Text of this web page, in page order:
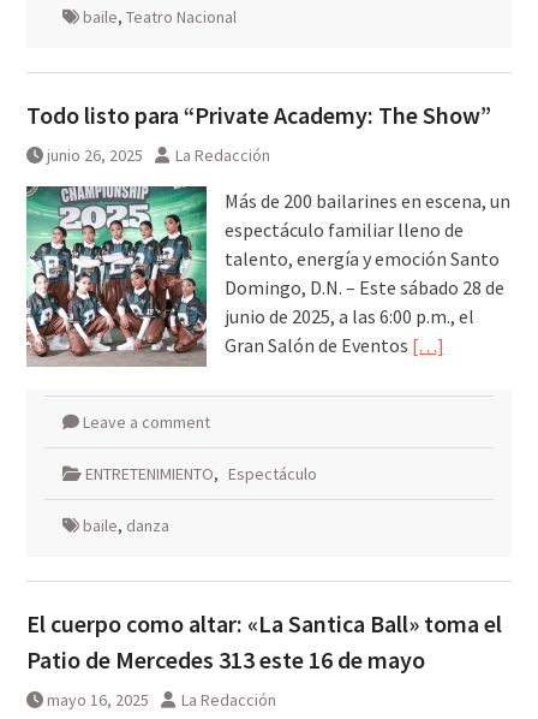
baile, Teatro Nacional
Todo listo para “Private Academy: The Show”
junio 26, 2025 La Redacción
Más de 200 bailarines en escena, un
espectáculo familiar lleno de
talento, energía y emoción Santo
Domingo, D.N. – Este sábado 28 de
junio de 2025, a las 6:00 p.m., el
Gran Salón de Eventos […]
Leave a comment
ENTRETENIMIENTO, Espectáculo
baile, danza
El cuerpo como altar: «La Santica Ball» toma el
Patio de Mercedes 313 este 16 de mayo
mayo 16, 2025 La Redacción